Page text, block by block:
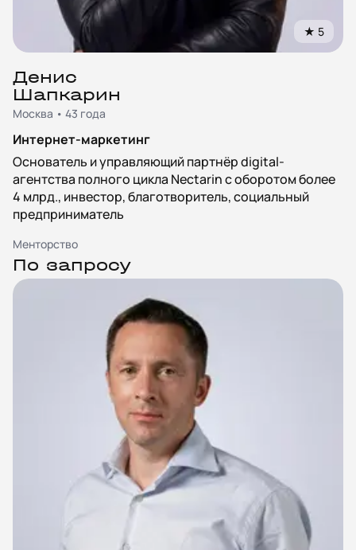
★ 5
Денис
Шапкарин
Москва • 43 года
Интернет-маркетинг
Основатель и управляющий партнёр digital-
агентства полного цикла Nectarin с оборотом более
4 млрд., инвестор, благотворитель, социальный
предприниматель
Менторство
По запросу